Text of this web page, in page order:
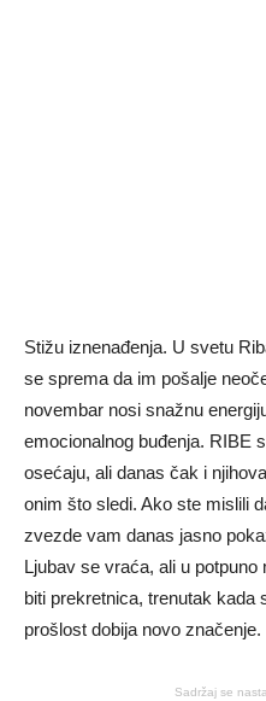
Stižu iznenađenja. U svetu
se sprema da im pošalje
novembar nosi snažnu
emocionalnog buđenja. RIBE
osećaju, ali danas čak i
onim što sledi. Ako ste mislili
zvezde vam danas jasno
Ljubav se vraća, ali u
biti prekretnica, trenutak kada
prošlost dobija novo značenje.
Sadržaj se